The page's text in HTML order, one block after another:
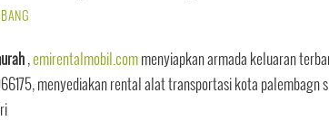
, emirentalmobil.com menyiapkan armada keluaran
menyediakan rental alat transportasi kota palembagn